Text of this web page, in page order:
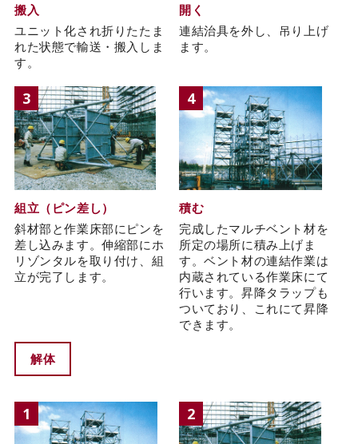
搬入
ユニット化され折りたたま
れた状態で輸送・搬入しま
す。
開く
連結治具を外し、吊り上げ
ます。
3
組立（ピン差し）
斜材部と作業床部にピンを
差し込みます。伸縮部にホ
リゾンタルを取り付け、組
立が完了します。
4
積む
完成したマルチベント材を
所定の場所に積み上げま
す。ベント材の連結作業は
内蔵されている作業床にて
行います。昇降タラップも
ついており、これにて昇降
できます。
解体
1 2